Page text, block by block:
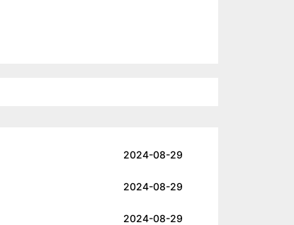
2024-08-29
2024-08-29
2024-08-29